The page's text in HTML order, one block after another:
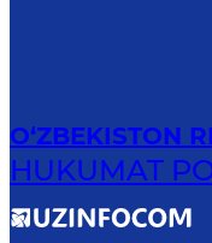
O‘ZBEKISTON
HUKUMAT